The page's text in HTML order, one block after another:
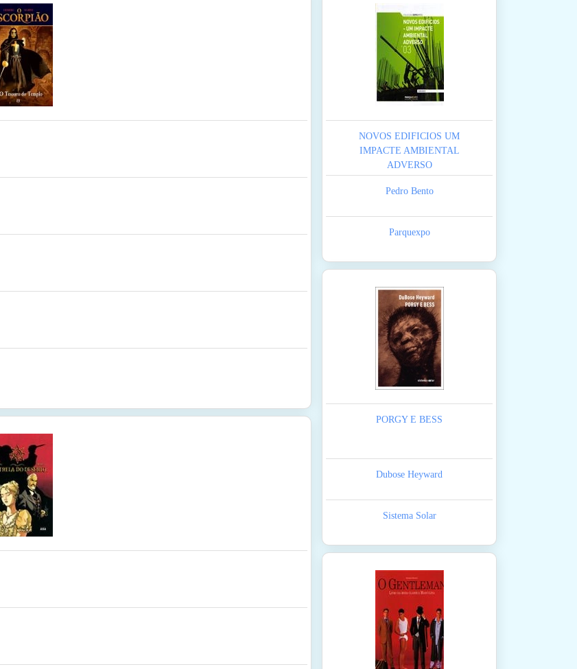
NOVOS EDIFICIOS UM
IMPACTE AMBIENTAL
ADVERSO
Pedro Bento
Parquexpo
PORGY E BESS
Dubose Heyward
Sistema Solar